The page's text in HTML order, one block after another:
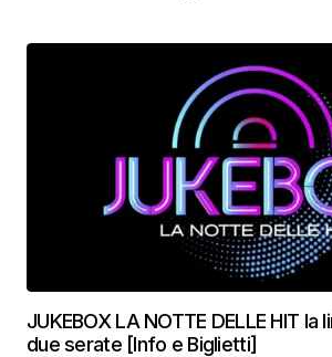
JUKEBOX LA NOTTE DELLE HIT la
due serate [Info e Biglietti]